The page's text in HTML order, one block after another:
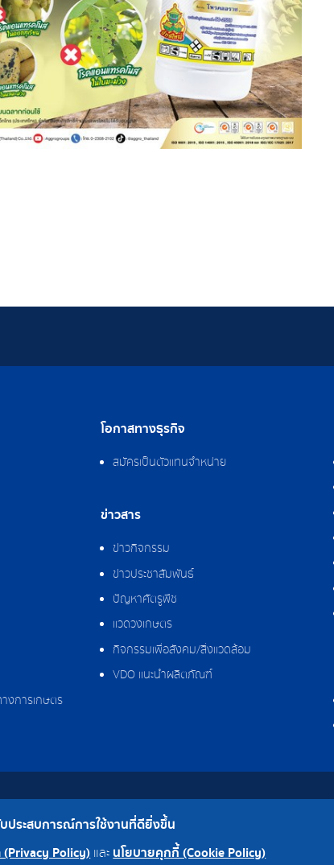
างการเกษตร
โอกาสทางธุรกิจ
สมัครเป็นตัวแทนจำหน่าย
ข่าวสาร
ข่าวกิจกรรม
ข่าวประชาสัมพันธ์
ปัญหาศัตรูพืช
แวดวงเกษตร
กิจกรรมเพื่อสังคม/สิ่งแวดล้อม
VDO แนะนำผลิตภัณฑ์
ท แอ็กโกร (ประเทศไทย) จำกัด
ทรสาร : 0-2308-2487
บประสบการณ์การใช้งานที่ดียิ่งขึ้น
Policy) และนโยบายคุกกี้ (Cookie Policy)